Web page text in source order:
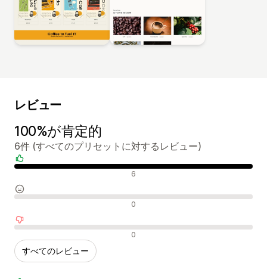
レビュー
100%が肯定的
6件 (すべてのプリセットに対するレビュー)
肯定的なレビュー 6
中間的なレビュー 0
否定的なレビュー 0
すべてのレビュー